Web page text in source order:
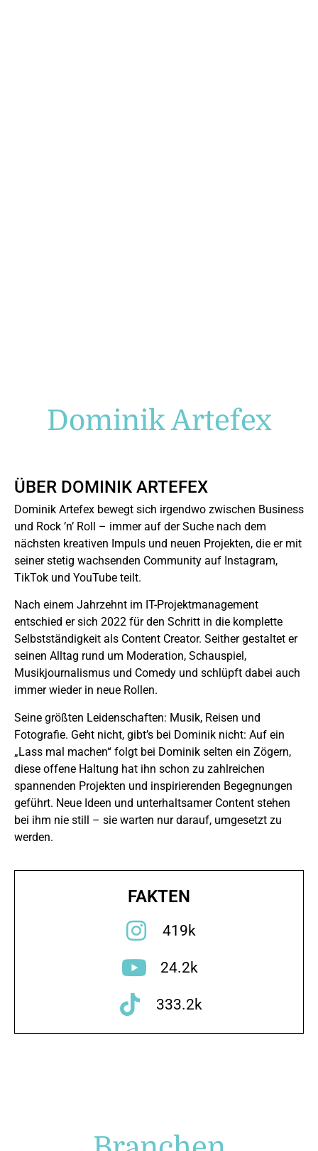
Dominik Artefex
ÜBER DOMINIK ARTEFEX
Dominik Artefex bewegt sich irgendwo zwischen Business
und Rock ’n’ Roll – immer auf der Suche nach dem
nächsten kreativen Impuls und neuen Projekten, die er mit
seiner stetig wachsenden Community auf Instagram,
TikTok und YouTube teilt.
Nach einem Jahrzehnt im IT-Projektmanagement
entschied er sich 2022 für den Schritt in die komplette
Selbstständigkeit als Content Creator. Seither gestaltet er
seinen Alltag rund um Moderation, Schauspiel,
Musikjournalismus und Comedy und schlüpft dabei auch
immer wieder in neue Rollen.
Seine größten Leidenschaften: Musik, Reisen und
Fotografie. Geht nicht, gibt’s bei Dominik nicht: Auf ein
„Lass mal machen“ folgt bei Dominik selten ein Zögern,
diese offene Haltung hat ihn schon zu zahlreichen
spannenden Projekten und inspirierenden Begegnungen
geführt. Neue Ideen und unterhaltsamer Content stehen
bei ihm nie still – sie warten nur darauf, umgesetzt zu
werden.
FAKTEN
419k
24.2k
333.2k